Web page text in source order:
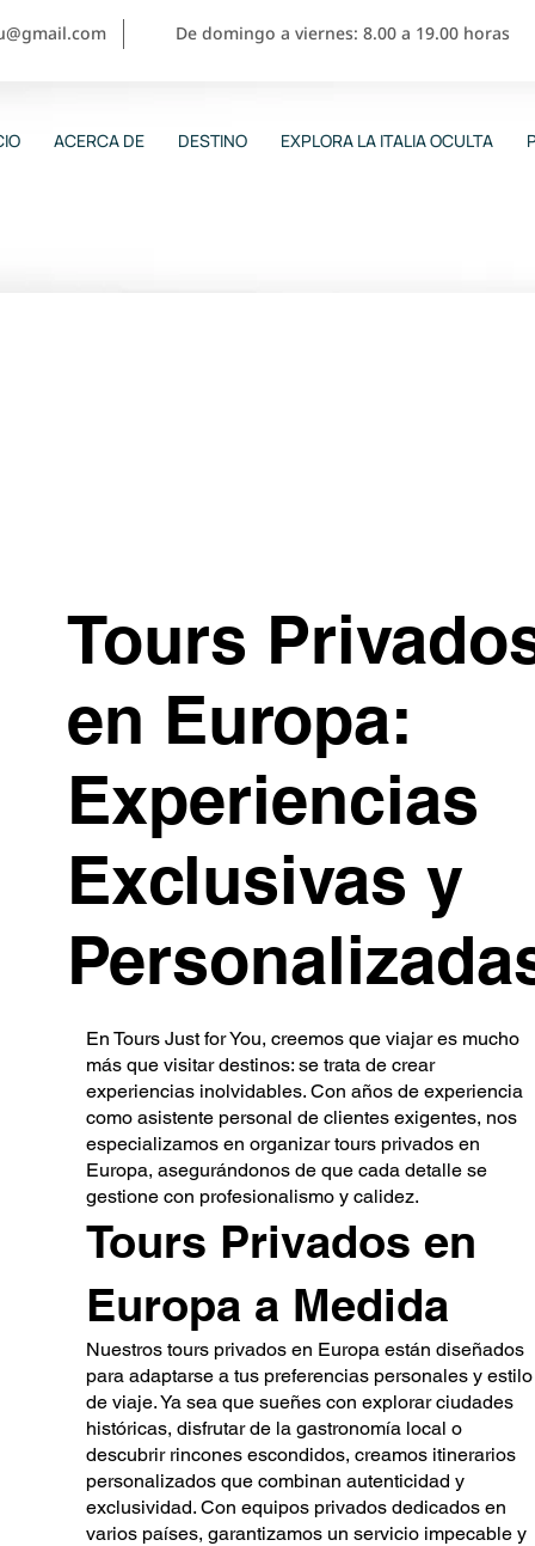
De domingo a viernes: 8.00 a 19.00 horas
ACERCA DE DESTINO EXPLORA LA ITALIA OCULTA
Tours
en Europa:
Experiencias
Exclusivas y
En Tours Just for You, creemos que viajar es mucho
más que visitar destinos: se trata de crear
experiencias inolvidables. Con años de experiencia
como asistente personal de clientes exigentes, nos
especializamos en organizar tours privados en
Europa, asegurándonos de que cada detalle se
gestione con profesionalismo y calidez.
Tours Privados en
Europa a Medida
Nuestros tours privados en Europa están diseñados
para adaptarse a tus preferencias personales y estilo
de viaje. Ya sea que sueñes con explorar ciudades
históricas, disfrutar de la gastronomía local o
descubrir rincones escondidos, creamos itinerarios
personalizados que combinan autenticidad y
exclusividad. Con equipos privados dedicados en
varios países, garantizamos un servicio impecable y